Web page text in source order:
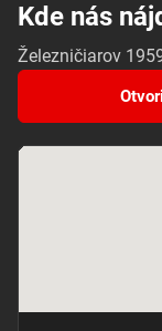
Kde nás
Železničiarov